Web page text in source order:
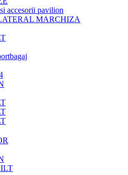
accesorii pavilion
MARCHIZA